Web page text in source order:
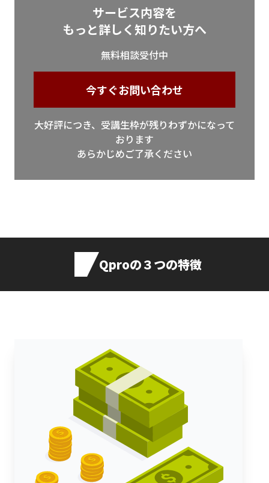
サービス内容を
もっと詳しく知りたい方へ
無料相談受付中
今すぐお問い合わせ
大好評につき、受講生枠が残りわずかになって
おります
あらかじめご了承ください
Qproの３つの特徴